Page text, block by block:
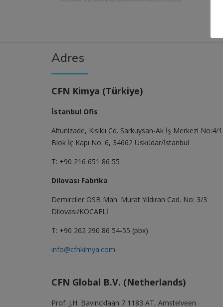
Adres
CFN Kimya (Türkiye)
İstanbul Ofis
Altunizade, Kısıklı Cd. Sarkuysan-Ak İş Merkezi No:4/1
Blok İç Kapı No: 6, 34662 Üsküdar/İstanbul
T: +90 216 651 86 55
Dilovası Fabrika
Demirciler OSB Mah. Murat Yıldıran Cad. No: 3/3
Dilovası/KOCAELİ
T: +90 262 290 86 54-55 (pbx)
info@cfnkimya.com
CFN Global B.V. (Netherlands)
Prof. J.H. Bavincklaan 7 1183 AT, Amstelveen